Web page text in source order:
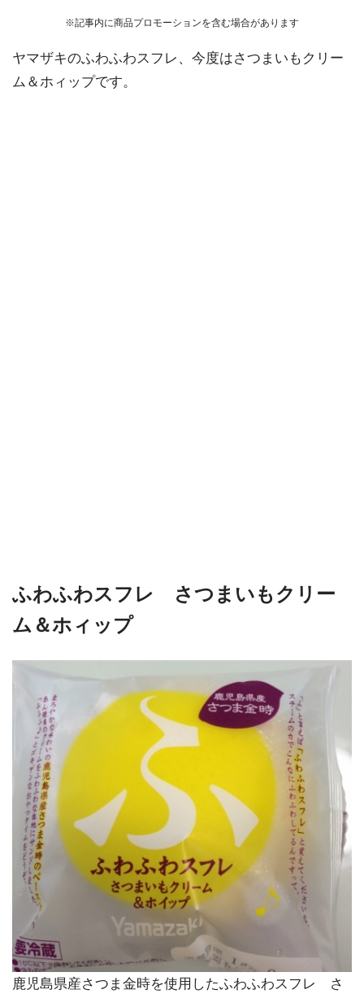
※記事内に商品プロモーションを含む場合があります
ヤマザキのふわふわスフレ、今度はさつまいもクリー
ム＆ホィップです。
ふわふわスフレ さつまいもクリー
ム＆ホィップ
鹿児島県産さつま金時を使用したふわふわスフレ さ